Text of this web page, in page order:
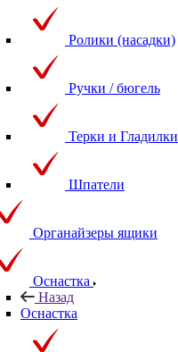
Ролики (насадки)
Ручки / бюгель
Терки и Гладилки
Шпатели
Органайзеры ящики
Оснастка
Назад
Оснастка